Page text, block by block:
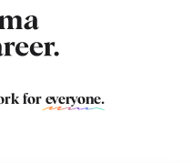
for everyone.